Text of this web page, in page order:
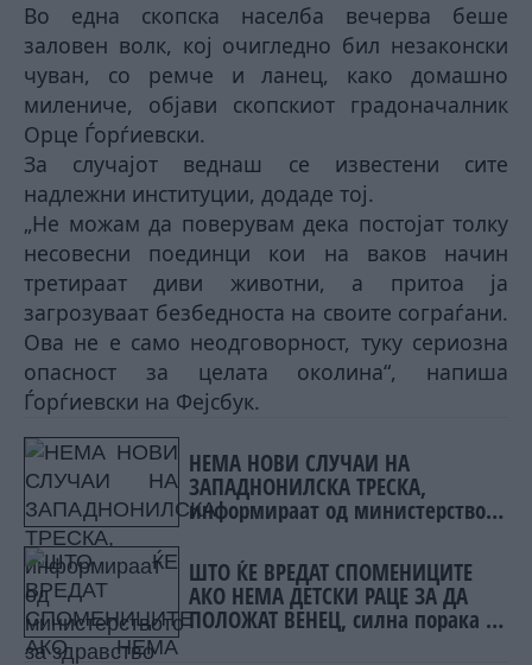
Во една скопска населба вечерва беше
заловен волк, кој очигледно бил незаконски
чуван, со ремче и ланец, како домашно
милениче, објави скопскиот градоначалник
Орце Ѓорѓиевски.
За случајот веднаш се известени сите
надлежни институции, додаде тој.
„Не можам да поверувам дека постојат толку
несовесни поединци кои на ваков начин
третираат диви животни, а притоа ја
загрозуваат безбедноста на своите сограѓани.
Ова не е само неодговорност, туку сериозна
опасност за целата околина“, напиша
Ѓорѓиевски на Фејсбук.
НЕМА НОВИ СЛУЧАИ НА
ЗАПАДНОНИЛСКА ТРЕСКА,
информираат од министерството
ШТО ЌЕ ВРЕДАТ СПОМЕНИЦИТЕ
АКО НЕМА ДЕТСКИ РАЦЕ ЗА ДА
ПОЛОЖАТ ВЕНЕЦ, силна порака од